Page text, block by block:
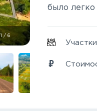
1 /6
было легко